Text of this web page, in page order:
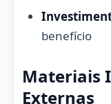
benefício
Materiais
Externas